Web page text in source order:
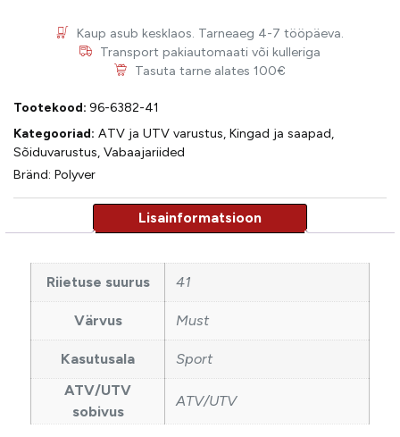
Kaup asub kesklaos. Tarneaeg 4-7 tööpäeva.
Transport pakiautomaati või kulleriga
Tasuta tarne alates 100€
Tootekood: 96-6382-41
Kategooriad: ATV ja UTV varustus, Kingad ja saapad,
Sõiduvarustus, Vabaajariided
Bränd: Polyver
Riietuse suurus 41
Värvus Must
Kasutusala
Sport
ATV/UTV
sobivus
ATV/UTV